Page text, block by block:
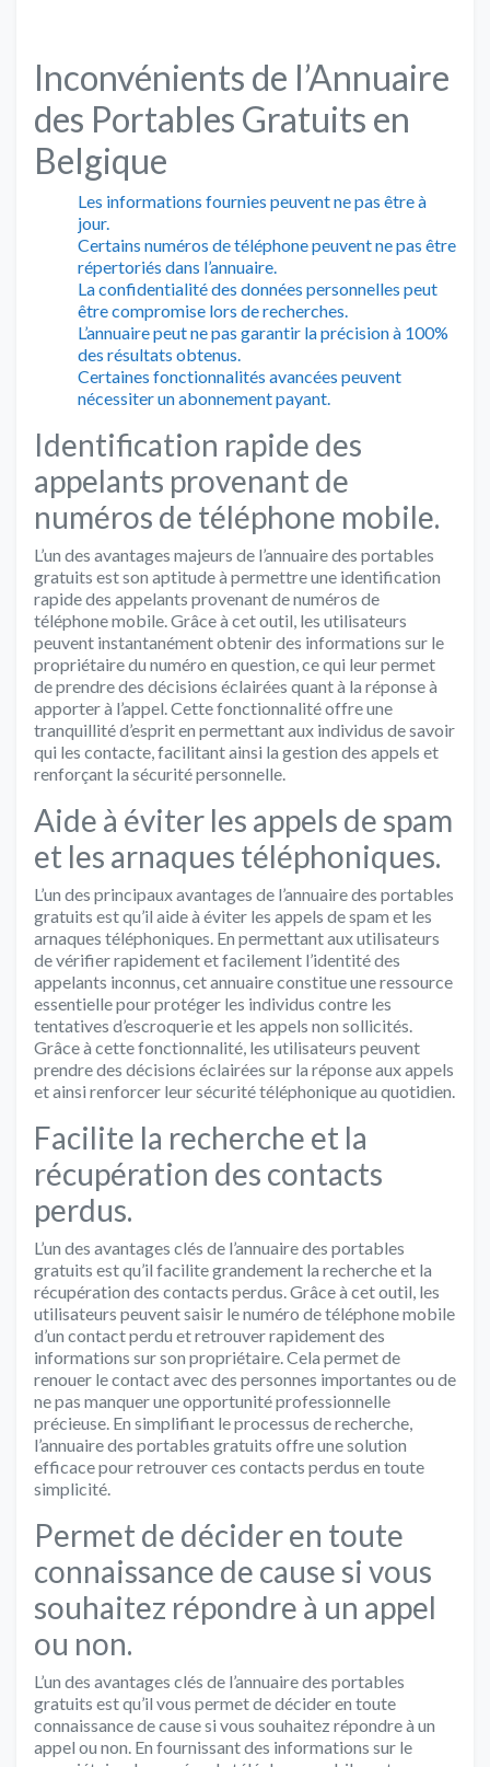
Inconvénients de l’Annuaire
des Portables Gratuits en
Belgique
Les informations fournies peuvent ne pas être à
jour.
Certains numéros de téléphone peuvent ne pas être
répertoriés dans l’annuaire.
La confidentialité des données personnelles peut
être compromise lors de recherches.
L’annuaire peut ne pas garantir la précision à 100%
des résultats obtenus.
Certaines fonctionnalités avancées peuvent
nécessiter un abonnement payant.
Identification rapide des
appelants provenant de
numéros de téléphone mobile.
L’un des avantages majeurs de l’annuaire des portables
gratuits est son aptitude à permettre une identification
rapide des appelants provenant de numéros de
téléphone mobile. Grâce à cet outil, les utilisateurs
peuvent instantanément obtenir des informations sur le
propriétaire du numéro en question, ce qui leur permet
de prendre des décisions éclairées quant à la réponse à
apporter à l’appel. Cette fonctionnalité offre une
tranquillité d’esprit en permettant aux individus de savoir
qui les contacte, facilitant ainsi la gestion des appels et
renforçant la sécurité personnelle.
Aide à éviter les appels de spam
et les arnaques téléphoniques.
L’un des principaux avantages de l’annuaire des portables
gratuits est qu’il aide à éviter les appels de spam et les
arnaques téléphoniques. En permettant aux utilisateurs
de vérifier rapidement et facilement l’identité des
appelants inconnus, cet annuaire constitue une ressource
essentielle pour protéger les individus contre les
tentatives d’escroquerie et les appels non sollicités.
Grâce à cette fonctionnalité, les utilisateurs peuvent
prendre des décisions éclairées sur la réponse aux appels
et ainsi renforcer leur sécurité téléphonique au quotidien.
Facilite la recherche et la
récupération des contacts
perdus.
L’un des avantages clés de l’annuaire des portables
gratuits est qu’il facilite grandement la recherche et la
récupération des contacts perdus. Grâce à cet outil, les
utilisateurs peuvent saisir le numéro de téléphone mobile
d’un contact perdu et retrouver rapidement des
informations sur son propriétaire. Cela permet de
renouer le contact avec des personnes importantes ou de
ne pas manquer une opportunité professionnelle
précieuse. En simplifiant le processus de recherche,
l’annuaire des portables gratuits offre une solution
efficace pour retrouver ces contacts perdus en toute
simplicité.
Permet de décider en toute
connaissance de cause si vous
souhaitez répondre à un appel
ou non.
L’un des avantages clés de l’annuaire des portables
gratuits est qu’il vous permet de décider en toute
connaissance de cause si vous souhaitez répondre à un
appel ou non. En fournissant des informations sur le